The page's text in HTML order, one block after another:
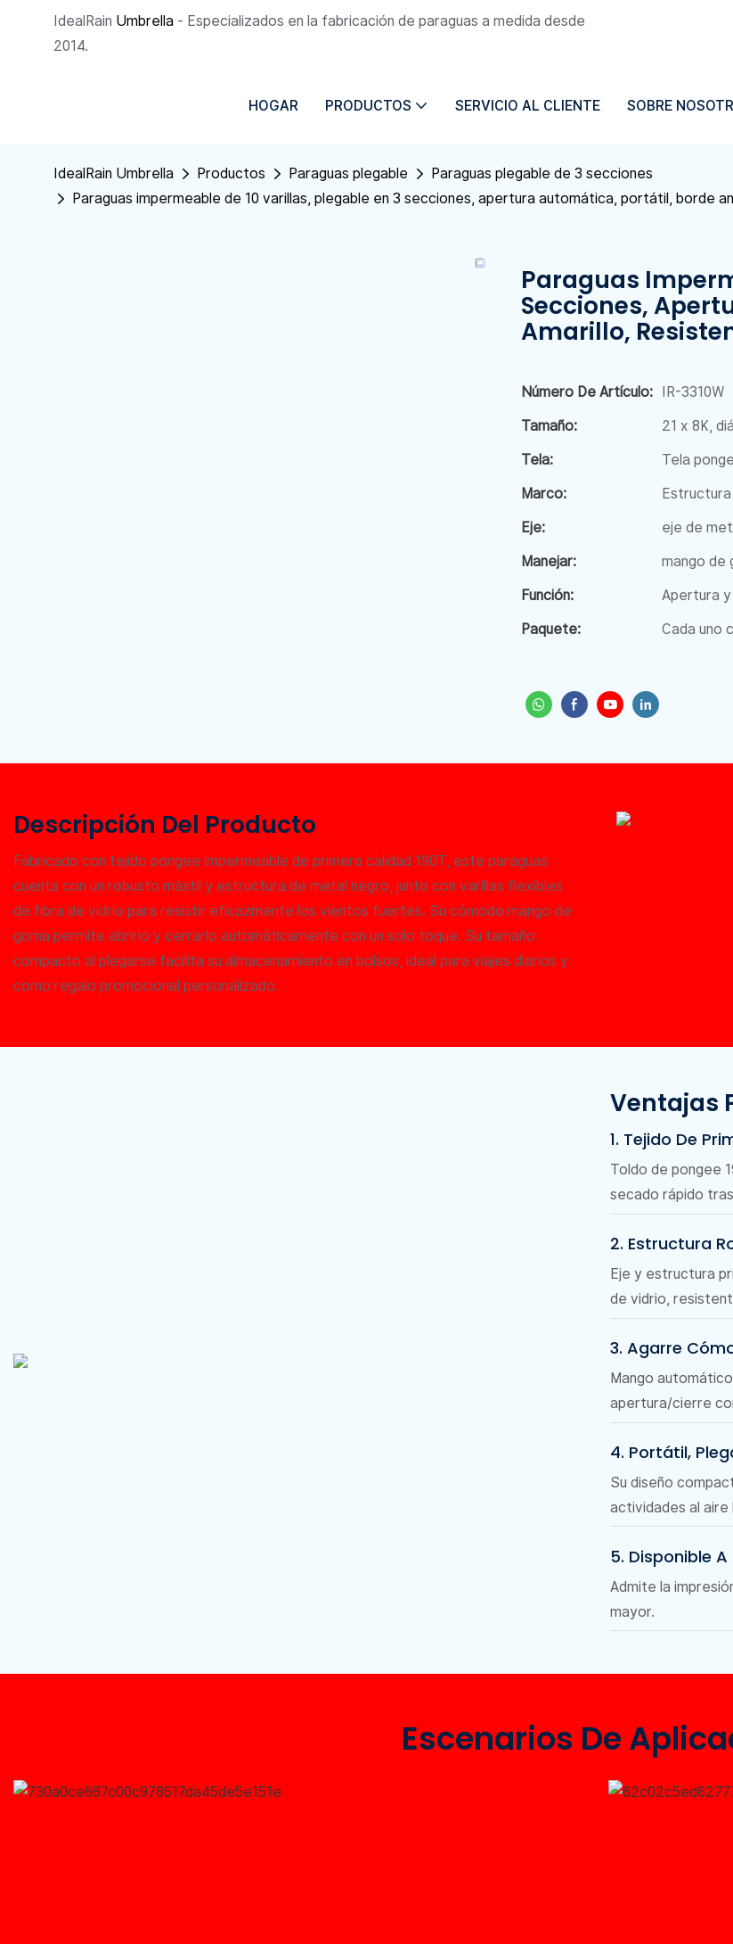
IdealRain Umbrella - Especializados en la fabricación de paraguas a medida desde
2014.
HOGAR PRODUCTOS SERVICIO AL CLIENTE SOBRE
IdealRain Umbrella Productos Paraguas plegable
Paraguas plegable de 3 secciones
Paraguas impermeable de 10 varillas, plegable en 3 secciones, apertura automática, portátil, borde
Paraguas
Secciones,
Amarillo,
Número De Artículo: IR-3310W
Tamaño:
21 x 8K,
Tela:
Tela
Marco:
Eje:
eje de
Manejar:
mango de
Función:
Apertura
Paquete:
Cada uno
Descripción Del Producto
Fabricado con tejido pongee impermeable de primera calidad 190T, este paraguas
cuenta con un robusto mástil y estructura de metal negro, junto con varillas flexibles
de fibra de vidrio para resistir eficazmente los vientos fuertes. Su cómodo mango de
goma permite abrirlo y cerrarlo automáticamente con un solo toque. Su tamaño
compacto al plegarse facilita su almacenamiento en bolsos, ideal para viajes diarios y
como regalo promocional personalizado.
Ventajas
1. Tejido De
Toldo de pongee
secado rápido
2. Estructura
Eje y estructura
de vidrio,
3. Agarre
Mango
apertura/cierre
4. Portátil,
Su diseño
actividades al aire
5. Disponible
Admite la
mayor.
Escenarios De